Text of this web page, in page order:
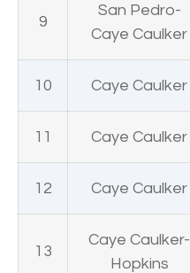
9
San Pedro-
Caye Caulker
10 Caye Caulker
11 Caye Caulker
12 Caye Caulker
13
Caye Caulker-
Hopkins